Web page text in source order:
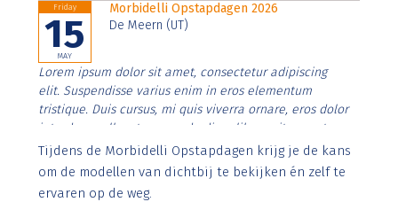
Friday
15
MAY
Morbidelli Opstapdagen 2026
De Meern (UT)
Lorem ipsum dolor sit amet, consectetur adipiscing
elit. Suspendisse varius enim in eros elementum
tristique. Duis cursus, mi quis viverra ornare, eros dolor
interdum nulla, ut commodo diam libero vitae erat.
Aenean faucibus nibh et justo cursus id rutrum lorem
imperdiet. Nunc ut sem vitae risus tristique posuere.
Tijdens de Morbidelli Opstapdagen krijg je de kans
om de modellen van dichtbij te bekijken én zelf te
ervaren op de weg.